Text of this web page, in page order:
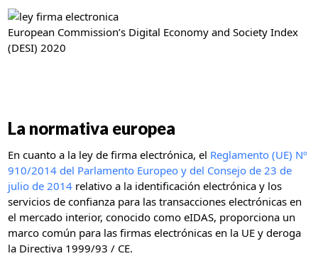
European Commission’s Digital Economy and Society Index
(DESI) 2020
La normativa europea
En cuanto a la ley de firma electrónica, el Reglamento (UE) Nº
910/2014 del Parlamento Europeo y del Consejo de 23 de
julio de 2014 relativo a la identificación electrónica y los
servicios de confianza para las transacciones electrónicas en
el mercado interior, conocido como eIDAS, proporciona un
marco común para las firmas electrónicas en la UE y deroga
la Directiva 1999/93 / CE.